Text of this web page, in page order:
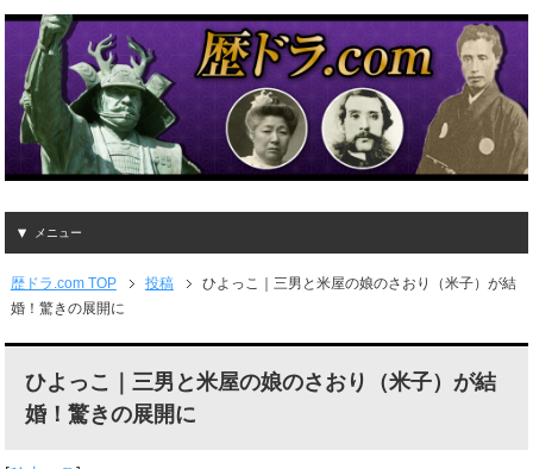
メニュー
歴ドラ.com TOP 投稿
ひよっこ｜三男と米屋の娘のさおり（米子）が結
婚！驚きの展開に
ひよっこ｜三男と米屋の娘のさおり（米子）が結
婚！驚きの展開に